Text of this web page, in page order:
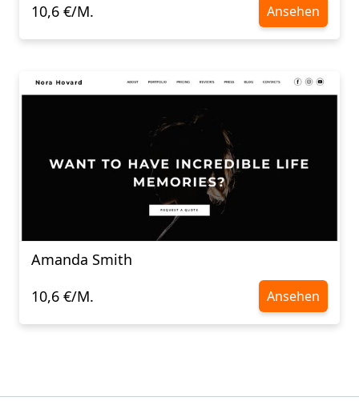
10,6 €/M.
Ansehen
Amanda Smith
10,6 €/M.
Ansehen